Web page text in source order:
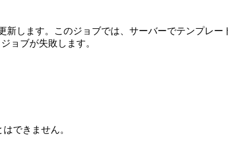
します。このジョブでは、サーバーでテンプレ
ョブが失敗します。
できません。